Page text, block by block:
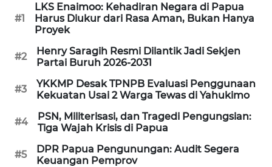
#1
LKS Enaimoo: Kehadiran Negara di Papua
Harus Diukur dari Rasa Aman, Bukan Hanya
Proyek
#2
Henry Saragih Resmi Dilantik Jadi Sekjen
Partai Buruh 2026-2031
#3
YKKMP Desak TPNPB Evaluasi Penggunaan
Kekuatan Usai 2 Warga Tewas di Yahukimo
#4
PSN, Militerisasi, dan Tragedi Pengungsian:
Tiga Wajah Krisis di Papua
#5
DPR Papua Pengunungan: Audit Segera
Keuangan Pemprov
TAMBANG
NEWS
SITUNGIR
NEWS
NEWS
SIBARAGAS